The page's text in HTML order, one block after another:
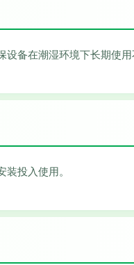
备在潮湿环境下长期使用
投入使用。